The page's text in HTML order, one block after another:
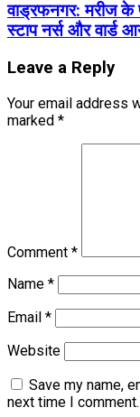
वाड्रफनगर: मरीज
स्टाप नर्स और वार्ड
Leave a Reply
Your email address
marked *
Comment *
Name *
Email *
Website
Save my name,
next time I comment.